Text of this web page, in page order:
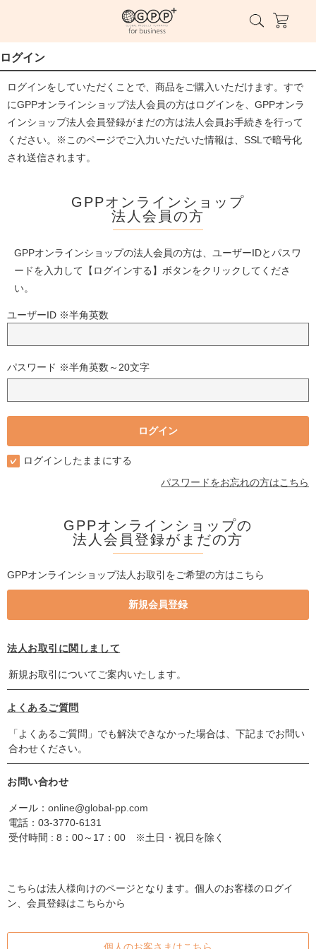
ログイン
ログインをしていただくことで、商品をご購入いただけます。すで
にGPPオンラインショップ法人会員の方はログインを、GPPオンラ
インショップ法人会員登録がまだの方は法人会員お手続きを行って
ください。※このページでご入力いただいた情報は、SSLで暗号化
され送信されます。
GPPオンラインショップ
法人会員の方
GPPオンラインショップの法人会員の方は、ユーザーIDとパスワ
ードを入力して【ログインする】ボタンをクリックしてくださ
い。
ユーザーID ※半角英数
パスワード ※半角英数～20文字
ログインしたままにする
パスワードをお忘れの方はこちら
GPPオンラインショップの
法人会員登録がまだの方
GPPオンラインショップ法人お取引をご希望の方はこちら
法人お取引に関しまして
新規お取引についてご案内いたします。
よくあるご質問
「よくあるご質問」でも解決できなかった場合は、下記までお問い
合わせください。
お問い合わせ
メール： online@global-pp.com
電話： 03-3770-6131
受付時間 : 8：00～17：00 ※土日・祝日を除く
こちらは法人様向けのページとなります。個人のお客様のログイ
ン、会員登録はこちらから